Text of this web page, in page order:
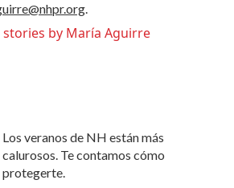
.
stories by María Aguirre
Los veranos de NH están más
calurosos. Te contamos cómo
protegerte.